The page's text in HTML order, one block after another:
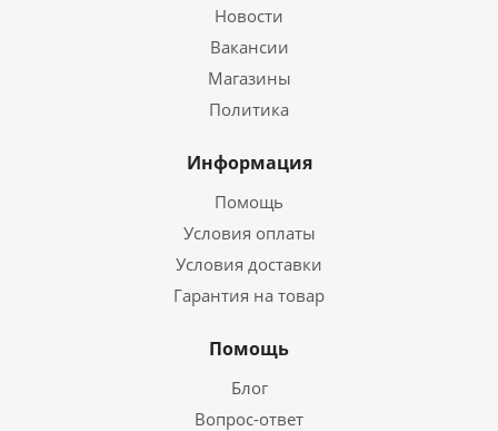
Новости
Вакансии
Магазины
Политика
Информация
Помощь
Условия оплаты
Условия доставки
Гарантия на товар
Помощь
Блог
Вопрос-ответ